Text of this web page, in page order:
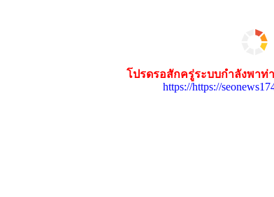
โปรดรอสักครู่ระบบกำลังพาท่
https://https://